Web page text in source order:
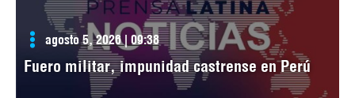
agosto 5, 2026 | 09:38
Fuero militar, impunidad castrense en Perú